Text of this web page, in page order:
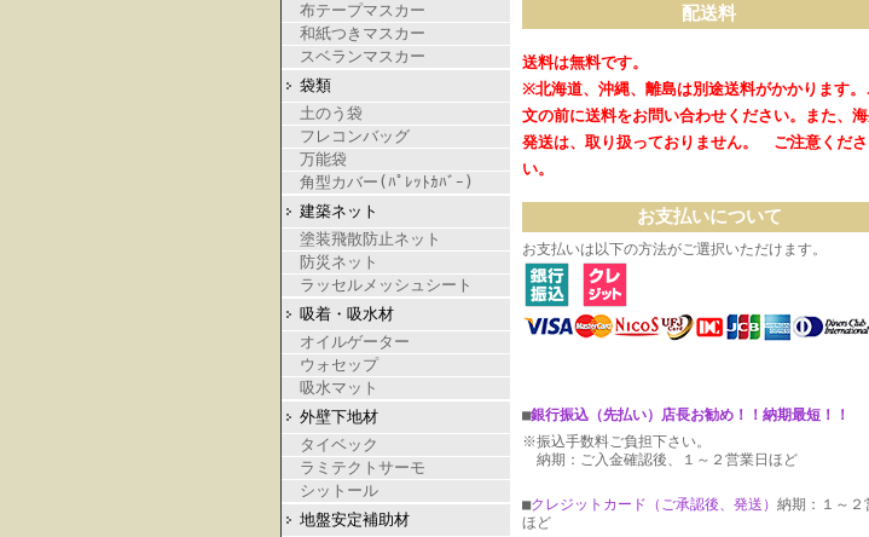
布テープマスカー
和紙つきマスカー
スベランマスカー
袋類
土のう袋
フレコンバッグ
万能袋
角型カバー(ﾊﾟﾚｯﾄｶﾊﾞｰ)
建築ネット
塗装飛散防止ネット
防災ネット
ラッセルメッシュシート
吸着・吸水材
オイルゲーター
ウォセップ
吸水マット
外壁下地材
タイベック
ラミテクトサーモ
シットール
地盤安定補助材
配送料
送料は無料です。
※北海道、沖縄、離島は別途送料がかかります。
文の前に送料をお問い合わせください。
また、
発送は、取り扱っておりません。 ご注意くださ
い。
お支払いについて
お支払いは以下の方法がご選択いただけます。
■銀行振込（先払い）店長お勧め！！納期最短！！
※振込手数料ご負担下さい。
納期：ご入金確認後、１～２営業日ほど
■クレジットカード（ご承認後、発送 ） 納期：１～２
ほど